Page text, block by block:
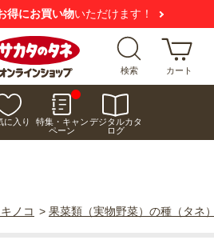
得にお買い物いただけます！
検索 カート
に入り
特集・キャン
ペーン
デジタルカタ
ログ
ノコ > 果菜類（実物野菜）の種（タネ